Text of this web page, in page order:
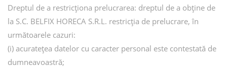
Dreptul de a restricționa prelucrarea: dreptul de a obține de
la S.C. BELFIX HORECA S.R.L. restricția de prelucrare, în
următoarele cazuri:
(i) acuratețea datelor cu caracter personal este contestată de
dumneavoastră;